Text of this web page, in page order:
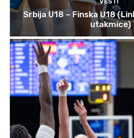
Srbija U18 – Finska U18
utakmice)